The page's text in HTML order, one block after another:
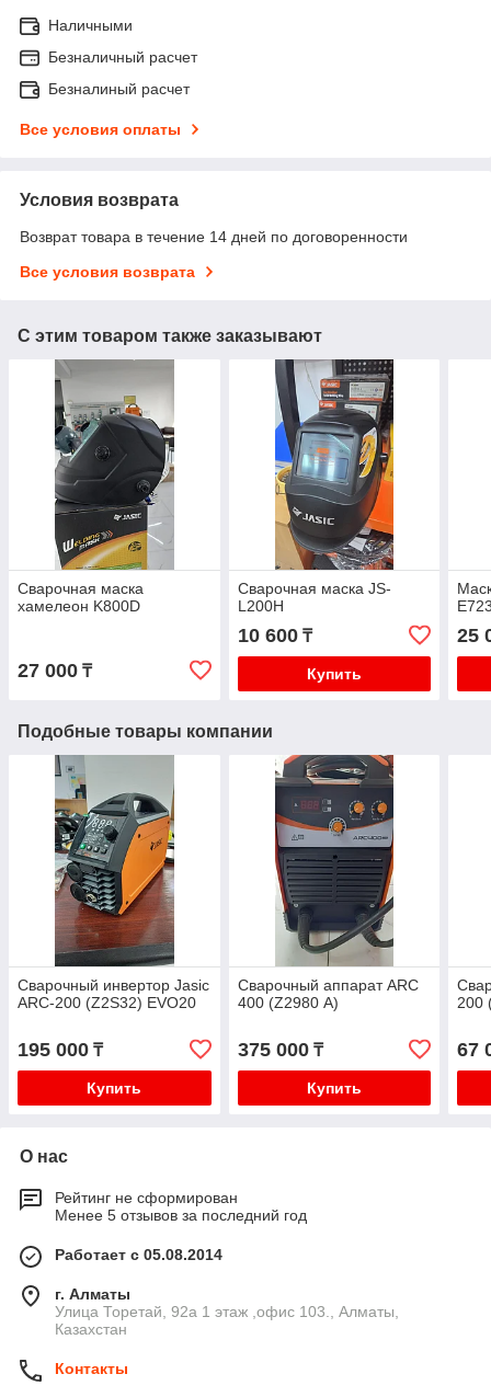
Наличными
Безналичный расчет
Безналиный расчет
Все условия оплаты
Условия возврата
Возврат товара в течение 14 дней по договоренности
Все условия возврата
С этим товаром также заказывают
Сварочная маска
хамелеон K800D
27 000 ₸
Сварочная маска JS-
L200H
10 600₸
Купить
25
Подобные товары компании
Сварочный инвертор Jasic
ARC-200 (Z2S32) EVO20
195 000 ₸
Купить
Сварочный аппарат ARC
400 (Z2980 А)
375 000₸
Купить
200
67
О нас
Рейтинг не сформирован
Менее 5 отзывов за последний год
Работает с 05.08.2014
г. Алматы
​Улица Торетай, 92а​ 1 этаж ,офис 103., Алматы,
Казахстан
Контакты